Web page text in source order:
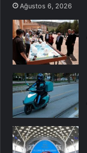
Ağustos 6, 2026